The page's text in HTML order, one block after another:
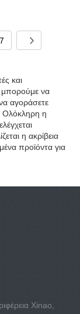
7
και
μπορούμε να
αγοράσετε
Ολόκληρη η
η ακρίβεια
προϊόντα για
Xinao,